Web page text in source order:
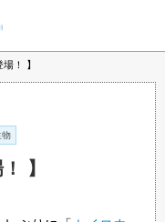
！ 】
物
】